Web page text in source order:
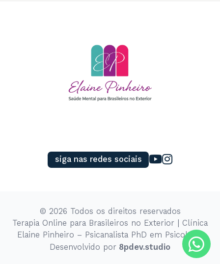
Política de Privacidade e Cookies
Nós armazenamos dados temporariamente para
otimizar sua experiência de navegação e
recomendar conteúdos de seu interesse. Ao
utilizar nossos serviços, você concorda com
Google Analytics
fechar Salvar
siga nas redes sociais
© 2026 Todos os direitos reservados
Terapia Online para Brasileiros no Exterior | Clínica
Elaine Pinheiro – Psicanalista PhD em Psicologia
Desenvolvido por 8pdev.studio